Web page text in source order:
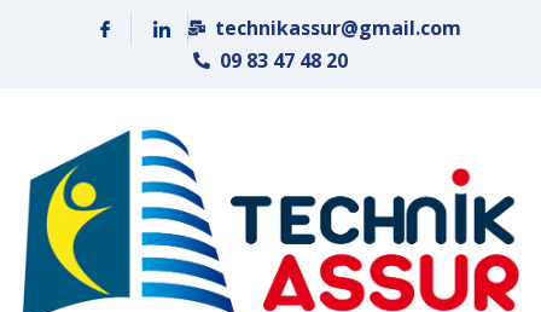
Panneau de gestion des cookiestechnikassur@gmail.com
09 83 47 48 20